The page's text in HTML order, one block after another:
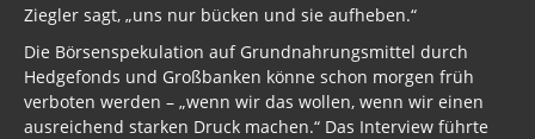
Ziegler sagt, „uns nur bücken und sie aufheben.“
Die Börsenspekulation auf Grundnahrungsmittel durch
Hedgefonds und Großbanken könne schon morgen früh
verboten werden – „wenn wir das wollen, wenn wir einen
ausreichend starken Druck machen.“ Das Interview führte